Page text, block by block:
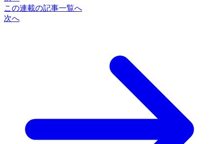
この連載の記事一覧へ
次へ